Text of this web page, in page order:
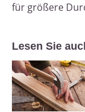
für größere
Lesen Sie